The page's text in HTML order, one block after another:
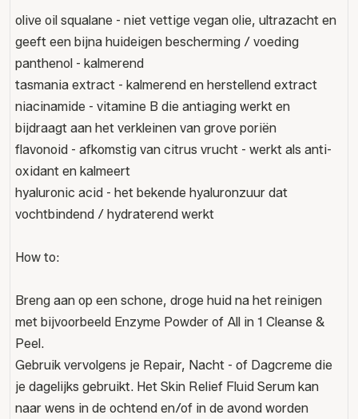
olive oil squalane - niet vettige vegan olie, ultrazacht en
geeft een bijna huideigen bescherming / voeding
panthenol - kalmerend
tasmania extract - kalmerend en herstellend extract
niacinamide - vitamine B die antiaging werkt en
bijdraagt aan het verkleinen van grove poriën
flavonoid - afkomstig van citrus vrucht - werkt als anti-
oxidant en kalmeert
hyaluronic acid - het bekende hyaluronzuur dat
vochtbindend / hydraterend werkt
How to:
Breng aan op een schone, droge huid na het reinigen
met bijvoorbeeld Enzyme Powder of All in 1 Cleanse &
Peel.
Gebruik vervolgens je Repair, Nacht - of Dagcreme die
je dagelijks gebruikt. Het Skin Relief Fluid Serum kan
naar wens in de ochtend en/of in de avond worden